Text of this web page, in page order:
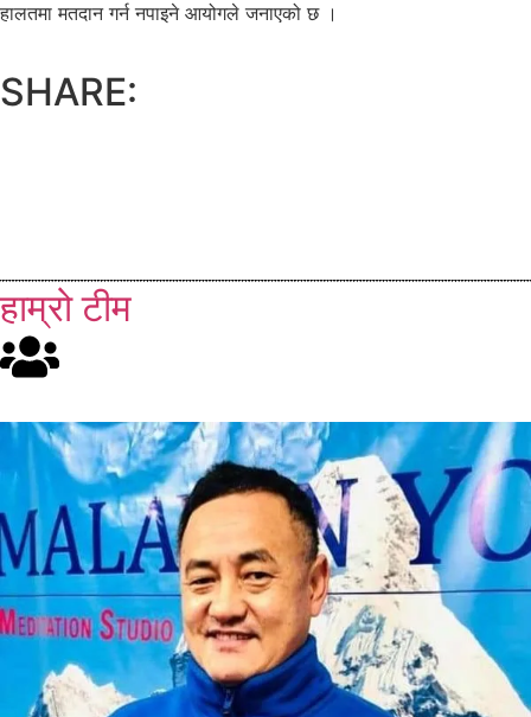
हालतमा मतदान गर्न नपाइने आयोगले जनाएको छ ।
SHARE:
हाम्रो टीम